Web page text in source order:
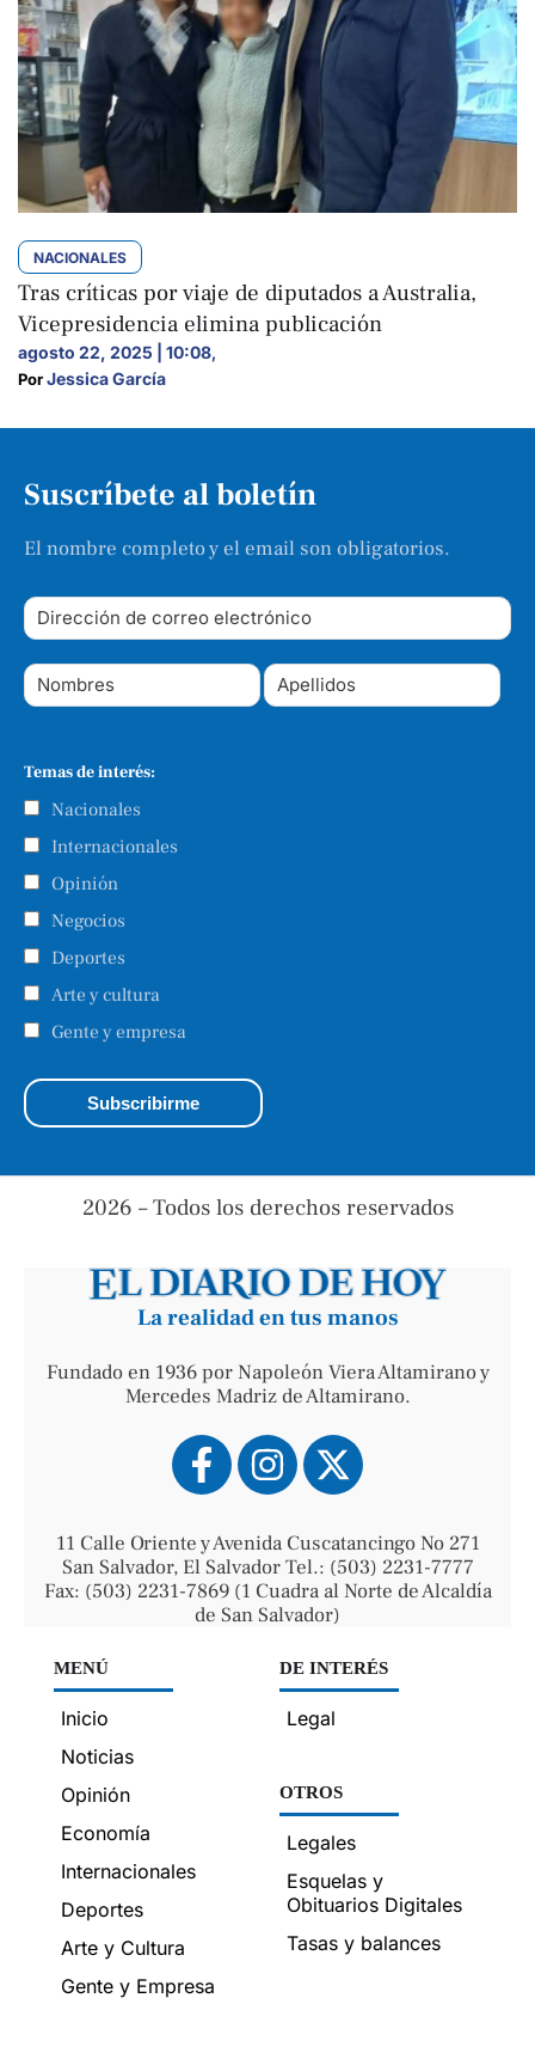
NACIONALES
Tras críticas por viaje de diputados a Australia,
Vicepresidencia elimina publicación
agosto 22, 2025 | 10:08,
Por Jessica García
Suscríbete al boletín
El nombre completo y el email son obligatorios.
Temas de interés:
Nacionales
Internacionales
Opinión
Negocios
Deportes
Arte y cultura
Gente y empresa
2026 – Todos los derechos reservados
La realidad en tus manos
Fundado en 1936 por Napoleón Viera Altamirano y
Mercedes Madriz de Altamirano.
11 Calle Oriente y Avenida Cuscatancingo No 271
San Salvador, El Salvador Tel.: (503) 2231-7777
Fax: (503) 2231-7869 (1 Cuadra al Norte de Alcaldía
de San Salvador)
MENÚ
Inicio
Noticias
Opinión
Economía
Internacionales
Deportes
Arte y Cultura
Gente y Empresa
DE INTERÉS
Legal
OTROS
Legales
Esquelas y
Obituarios Digitales
Tasas y balances